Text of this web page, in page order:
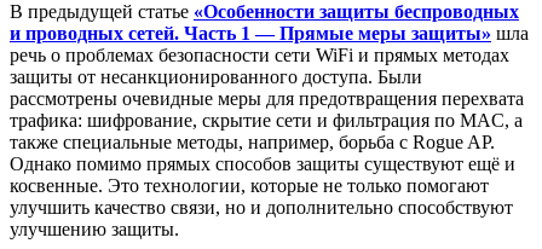
В предыдущей статье «Особенности защиты беспроводных
и проводных сетей. Часть 1 — Прямые меры защиты» шла
речь о проблемах безопасности сети WiFi и прямых методах
защиты от несанкционированного доступа. Были
рассмотрены очевидные меры для предотвращения перехвата
трафика: шифрование, скрытие сети и фильтрация по MAC, а
также специальные методы, например, борьба с Rogue AP.
Однако помимо прямых способов защиты существуют ещё и
косвенные. Это технологии, которые не только помогают
улучшить качество связи, но и дополнительно способствуют
улучшению защиты.